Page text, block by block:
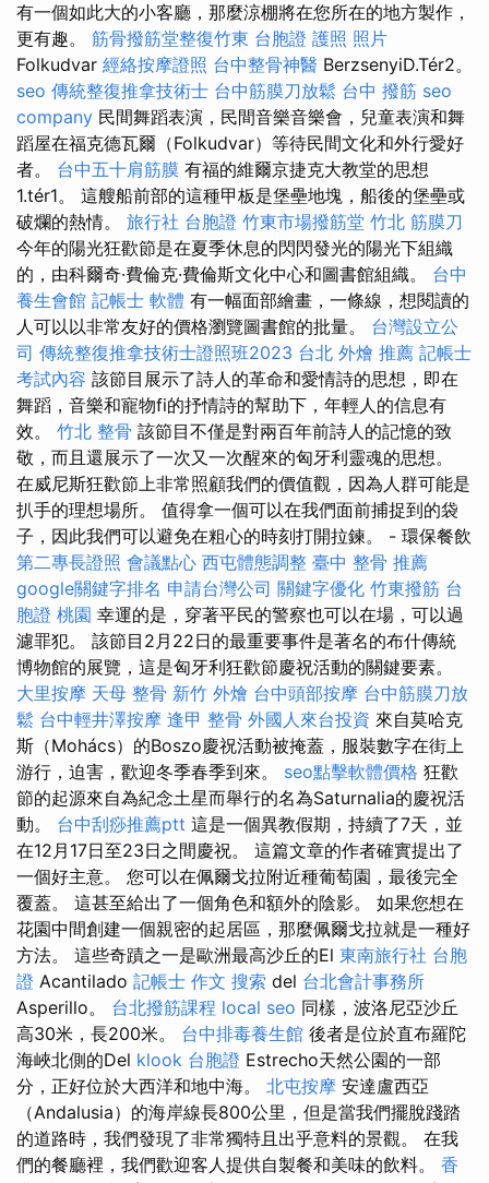
有一個如此大的小客廳，那麼涼棚將在您所在的地方製作，
更有趣。 筋骨撥筋堂整復竹東 台胞證 護照 照片
Folkudvar 經絡按摩證照 台中整骨神醫 BerzsenyiD.Tér2。
seo 傳統整復推拿技術士 台中筋膜刀放鬆 台中 撥筋 seo
company 民間舞蹈表演，民間音樂音樂會，兒童表演和舞
蹈屋在福克德瓦爾（Folkudvar）等待民間文化和外行愛好
者。 台中五十肩筋膜 有福的維爾京捷克大教堂的思想
1.tér1。 這艘船前部的這種甲板是堡壘地塊，船後的堡壘或
破爛的熱情。 旅行社 台胞證 竹東市場撥筋堂 竹北 筋膜刀
今年的陽光狂歡節是在夏季休息的閃閃發光的陽光下組織
的，由科爾奇·費倫克·費倫斯文化中心和圖書館組織。 台中
養生會館 記帳士 軟體 有一幅面部繪畫，一條線，想閱讀的
人可以以非常友好的價格瀏覽圖書館的批量。 台灣設立公
司 傳統整復推拿技術士證照班2023 台北 外燴 推薦 記帳士
考試內容 該節目展示了詩人的革命和愛情詩的思想，即在
舞蹈，音樂和寵物fi的抒情詩的幫助下，年輕人的信息有
效。 竹北 整骨 該節目不僅是對兩百年前詩人的記憶的致
敬，而且還展示了一次又一次醒來的匈牙利靈魂的思想。
在威尼斯狂歡節上非常照顧我們的價值觀，因為人群可能是
扒手的理想場所。 值得拿一個可以在我們面前捕捉到的袋
子，因此我們可以避免在粗心的時刻打開拉鍊。 - 環保餐飲
第二專長證照 會議點心 西屯體態調整 臺中 整骨 推薦
google關鍵字排名 申請台灣公司 關鍵字優化 竹東撥筋 台
胞證 桃園 幸運的是，穿著平民的警察也可以在場，可以過
濾罪犯。 該節目2月22日的最重要事件是著名的布什傳統
博物館的展覽，這是匈牙利狂歡節慶祝活動的關鍵要素。
大里按摩 天母 整骨 新竹 外燴 台中頭部按摩 台中筋膜刀放
鬆 台中輕井澤按摩 逢甲 整骨 外國人來台投資 來自莫哈克
斯（Mohács）的Boszo慶祝活動被掩蓋，服裝數字在街上
游行，迫害，歡迎冬季春季到來。 seo點擊軟體價格 狂歡
節的起源來自為紀念土星而舉行的名為Saturnalia的慶祝活
動。 台中刮痧推薦ptt 這是一個異教假期，持續了7天，並
在12月17日至23日之間慶祝。 這篇文章的作者確實提出了
一個好主意。 您可以在佩爾戈拉附近種葡萄園，最後完全
覆蓋。 這甚至給出了一個角色和額外的陰影。 如果您想在
花園中間創建一個親密的起居區，那麼佩爾戈拉就是一種好
方法。 這些奇蹟之一是歐洲最高沙丘的El 東南旅行社 台胞
證 Acantilado 記帳士 作文 搜索 del 台北會計事務所
Asperillo。 台北撥筋課程 local seo 同樣，波洛尼亞沙丘
高30米，長200米。 台中排毒養生館 後者是位於直布羅陀
海峽北側的Del klook 台胞證 Estrecho天然公園的一部
分，正好位於大西洋和地中海。 北屯按摩 安達盧西亞
（Andalusia）的海岸線長800公里，但是當我們擺脫踐踏
的道路時，我們發現了非常獨特且出乎意料的景觀。 在我
們的餐廳裡，我們歡迎客人提供自製餐和美味的飲料。 香